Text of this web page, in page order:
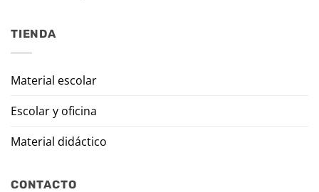
TIENDA
Material escolar
Escolar y oficina
Material didáctico
CONTACTO